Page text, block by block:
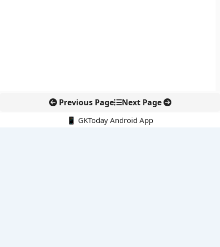
Previous Page Next Page
📱 GKToday Android App